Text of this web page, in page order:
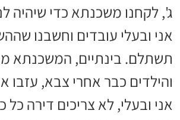
ג', לקחנו משכנתא כדי שיהיה
אני ובעלי עובדים וחשבנו
תשתלם. בינתיים, המשכנתא
והילדים כבר אחרי צבא, עזבו
אני ובעלי, לא צריכים דירה כל